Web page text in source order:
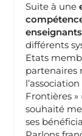
Suite à une
enseignants
différents
Etats
partenaires
Frontières »
souhaité
ses